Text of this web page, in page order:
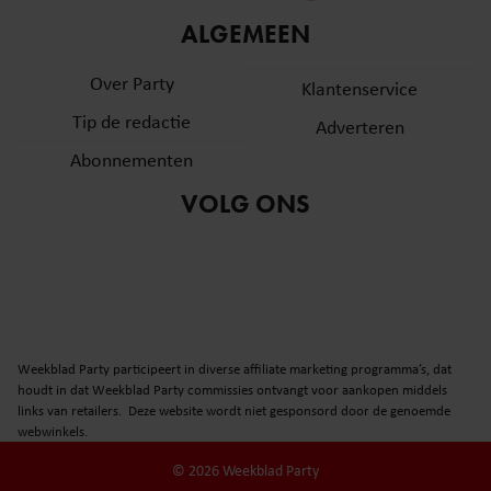
partners voor social media, adverteren en analyse. Deze
informatie die u aan ze heeft verstrekt of die ze hebben
verzameld op basis van uw gebruik van hun services. U
gebruiken.
ALGEMEEN
Over Party
Tip de redactie
Abonnementen
Klantenservice
Adverteren
VOLG ONS
Weekblad Party participeert in diverse affiliate marketing programma’s, dat
houdt in dat Weekblad Party commissies ontvangt voor aankopen middels
links van retailers. Deze website wordt niet gesponsord door de genoemde
webwinkels.
© 2026 Weekblad Party